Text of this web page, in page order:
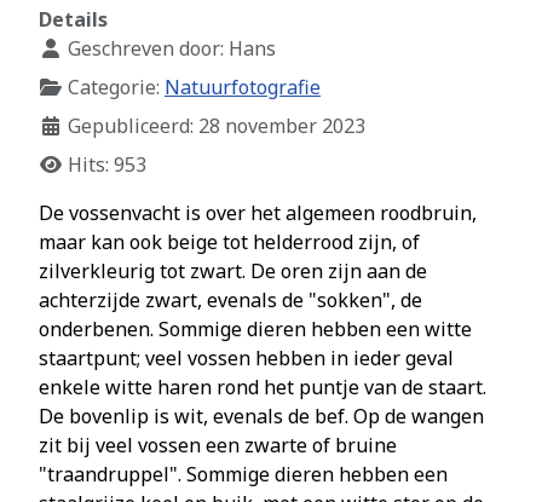
Details
Geschreven door: Hans
Categorie: Natuurfotografie
Gepubliceerd: 28 november 2023
Hits: 953
De vossenvacht is over het algemeen roodbruin,
maar kan ook beige tot helderrood zijn, of
zilverkleurig tot zwart. De oren zijn aan de
achterzijde zwart, evenals de "sokken", de
onderbenen. Sommige dieren hebben een witte
staartpunt; veel vossen hebben in ieder geval
enkele witte haren rond het puntje van de staart.
De bovenlip is wit, evenals de bef. Op de wangen
zit bij veel vossen een zwarte of bruine
"traandruppel". Sommige dieren hebben een